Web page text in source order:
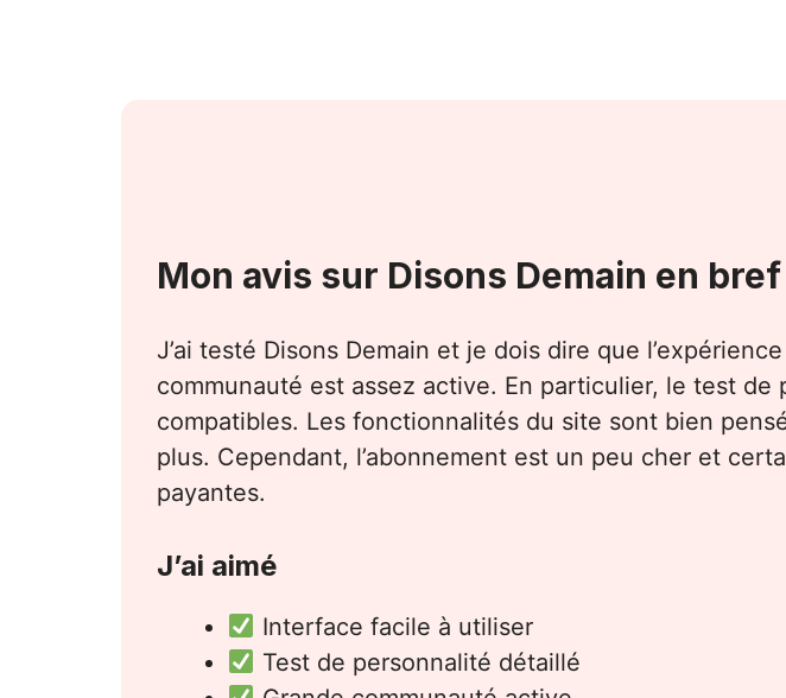
Mon avis sur Disons Demain en bref
J’ai testé Disons Demain et je dois dire que
communauté est assez active. En particulier, le test
compatibles. Les fonctionnalités du site sont bien
plus. Cependant, l’abonnement est un peu cher et
payantes.
J’ai aimé
Interface facile à utiliser
Test de personnalité détaillé